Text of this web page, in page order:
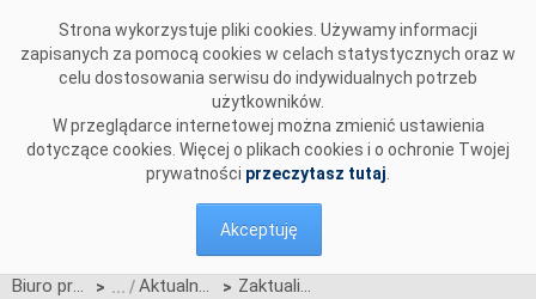
Strona wykorzystuje pliki cookies. Używamy informacji
zapisanych za pomocą cookies w celach statystycznych oraz w
celu dostosowania serwisu do indywidualnych potrzeb
użytkowników.
W przeglądarce internetowej można zmienić ustawienia
dotyczące cookies. Więcej o plikach cookies i o ochronie Twojej
prywatności przeczytasz tutaj
Akceptuję
Biuro prasowe > Aktualności > Zaktualizowane Standardy Techniczne w PSE